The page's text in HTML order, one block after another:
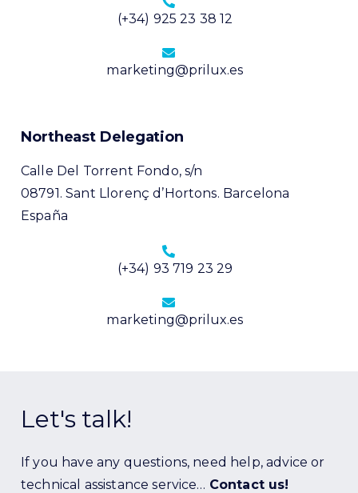
(+34) 925 23 38 12
marketing@prilux.es
Northeast Delegation
Calle Del Torrent Fondo, s/n
08791. Sant Llorenç d’Hortons. Barcelona
España
(+34) 93 719 23 29
marketing@prilux.es
Let's talk!
If you have any questions, need help, advice or
technical assistance service… Contact us!